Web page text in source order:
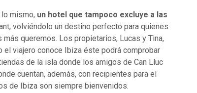
mismo, un hotel que tampoco excluye a las
volviéndolo un destino perfecto para quienes
queremos. Los propietarios, Lucas y Tina,
el viajero conoce Ibiza éste podrá comprobar
de la isla donde los amigos de Can Lluc
cuentan, además, con recipientes para el
de Ibiza son siempre bienvenidos.